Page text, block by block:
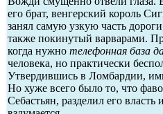
его брат, венгерский король
занял самую узкую часть
также покинутый варварами.
когда нужно телефонная база
человека, но практически
Утвердившись в Ломбардии,
Но хуже всего было то, что
Себастьян, разделил его власть